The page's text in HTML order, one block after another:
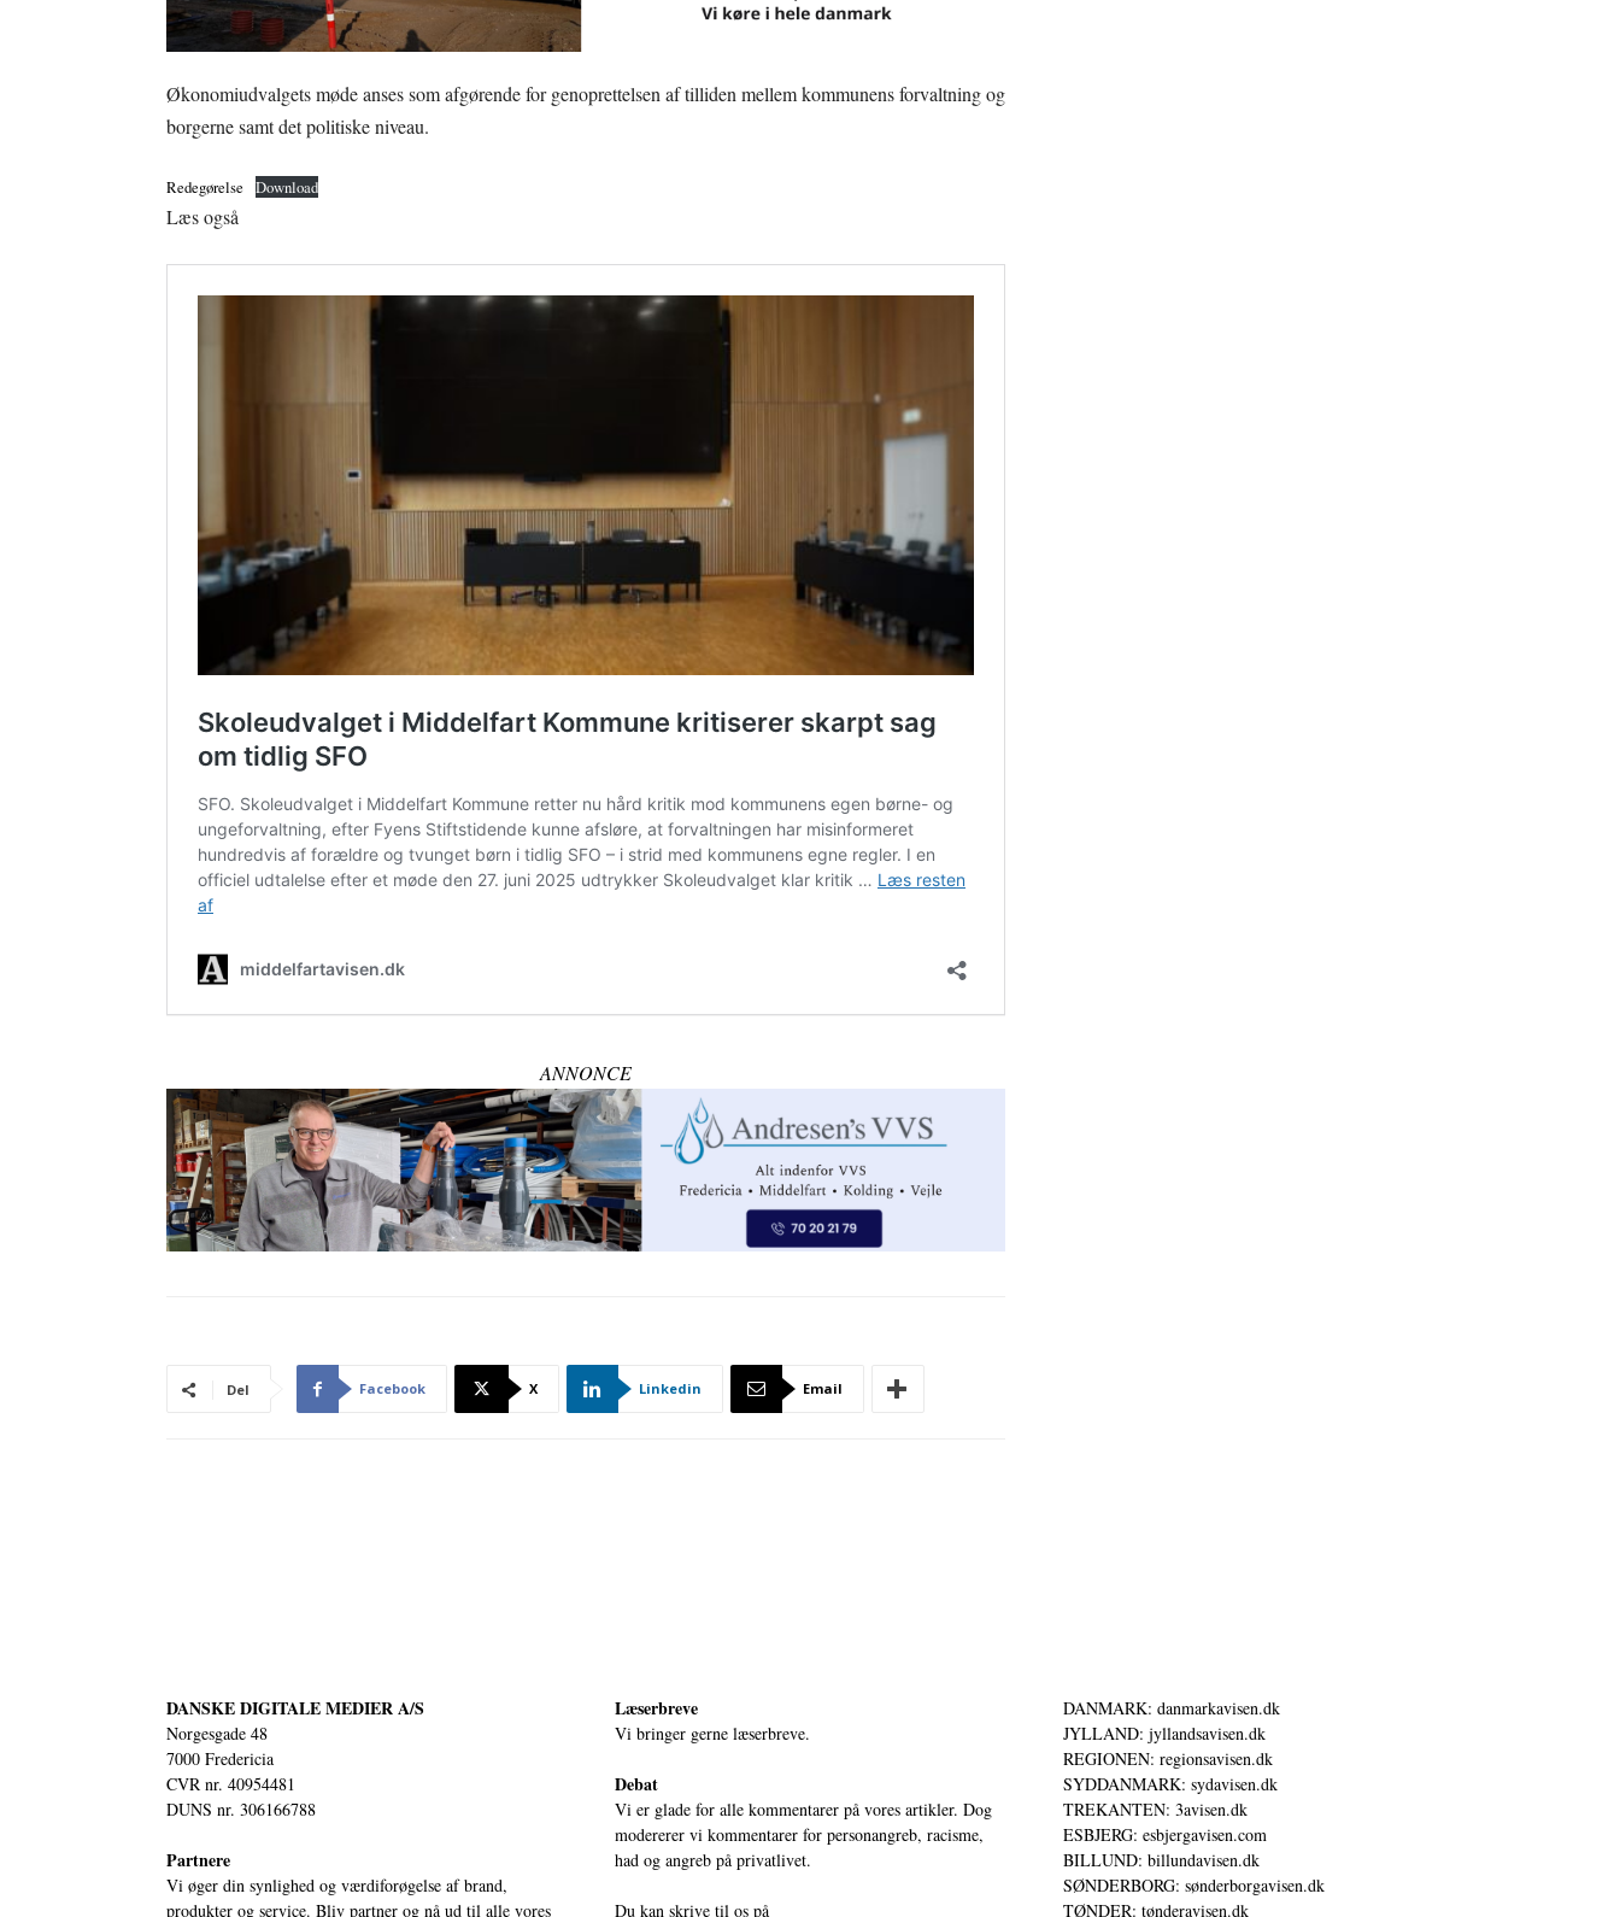
Økonomiudvalgets møde anses som afgørende for genoprettelsen af tilliden mellem kommunens forvaltning og
borgerne samt det politiske niveau.
Redegørelse Download
Læs også
ANNONCE
Del Facebook X Linkedin Email
DANSKE DIGITALE MEDIER A/S
Norgesgade 48
7000 Fredericia
CVR nr. 40954481
DUNS nr. 306166788
Partnere
Vi øger din synlighed og værdiforøgelse af brand,
produkter og service. Bliv partner og nå ud til alle vores
Læserbreve
Vi bringer gerne læserbreve.
Debat
Vi er glade for alle kommentarer på vores artikler. Dog
modererer vi kommentarer for personangreb, racisme,
had og angreb på privatlivet.
Du kan skrive til os på
DANMARK: danmarkavisen.dk
JYLLAND: jyllandsavisen.dk
REGIONEN: regionsavisen.dk
SYDDANMARK: sydavisen.dk
TREKANTEN: 3avisen.dk
ESBJERG: esbjergavisen.com
BILLUND: billundavisen.dk
SØNDERBORG: sønderborgavisen.dk
TØNDER: tønderavisen.dk